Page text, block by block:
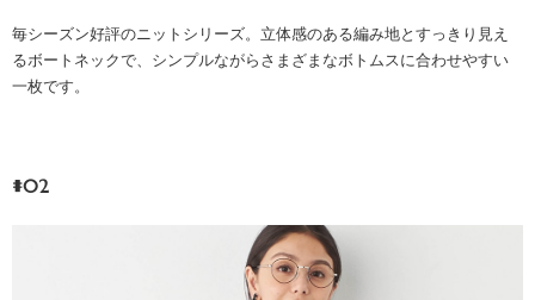
毎シーズン好評のニットシリーズ。立体感のある編み地とすっきり見え
るボートネックで、シンプルながらさまざまなボトムスに合わせやすい
一枚です。
#02